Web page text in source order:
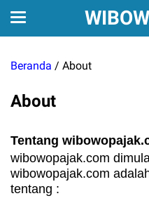
Beranda / About
About
Tentang
wibowopajak.com
wibowopajak.com
tentang :